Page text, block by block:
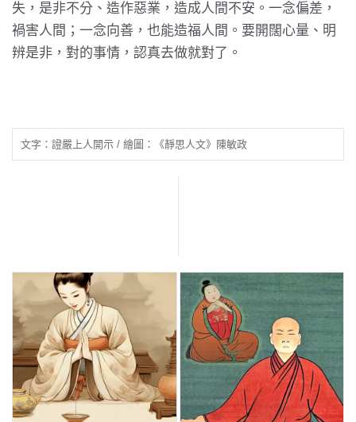
失，是非不分、造作惡業，造成人間不安。一念偏差，
禍害人間；一念向善，也能造福人間。要開闊心量、明
辨是非，對的事情，認真去做就對了。
文字：證嚴上人開示 / 繪圖：《靜思人文》陳敏政